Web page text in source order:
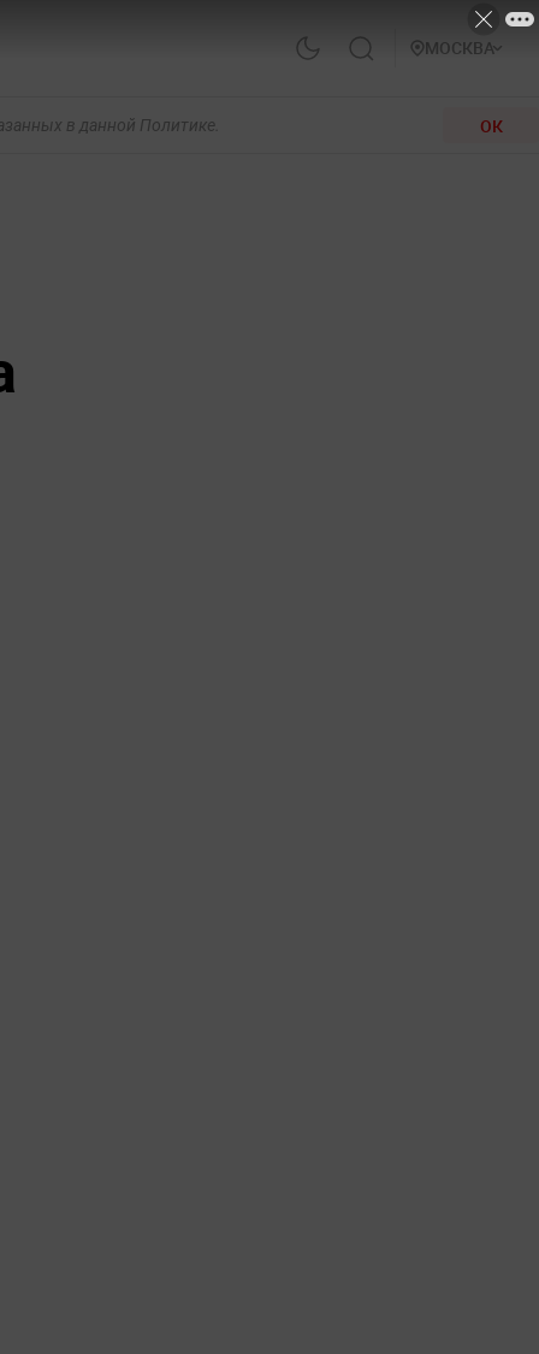
МОСКВА
в данной Политике. ОК